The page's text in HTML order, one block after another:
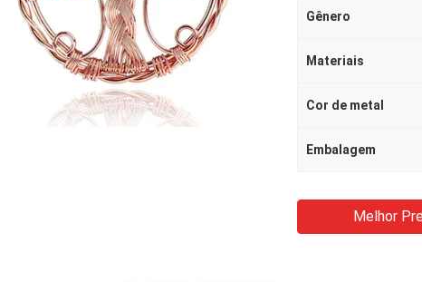
Gênero
Materiais
Cor de metal
Embalagem
Melhor